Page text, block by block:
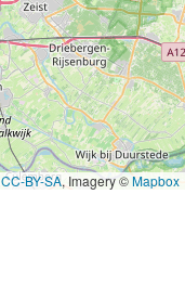
CC-BY-SA, Imagery ©Mapbox